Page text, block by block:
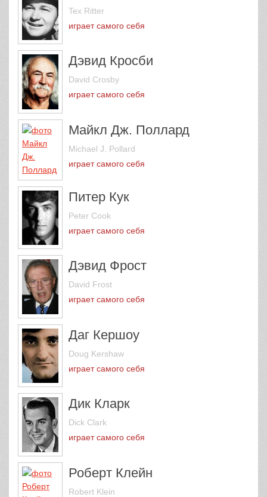
Tex Ritter
играет самого себя
Дэвид Кросби
David Crosby
играет самого себя
Майкл Дж. Поллард
Michael J. Pollard
играет самого себя
Питер Кук
Peter Cook
играет самого себя
Дэвид Фрост
David Frost
играет самого себя
Даг Кершоу
Doug Kershaw
играет самого себя
Дик Кларк
Dick Clark
играет самого себя
Роберт Клейн
Robert Klein